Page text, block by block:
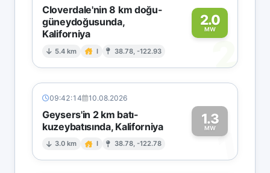
Cloverdale'nin 8 km doğu-
güneydoğusunda,
Kaliforniya
5.4 km I 38.78, -122.93
2.0
MW
2
09:42:14 10.08.2026
Geysers'in 2 km batı-
kuzeybatısında, Kaliforniya
3.0 km I 38.78, -122.78
1.3
MW1